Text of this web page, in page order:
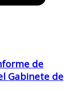
de
Gabinete de